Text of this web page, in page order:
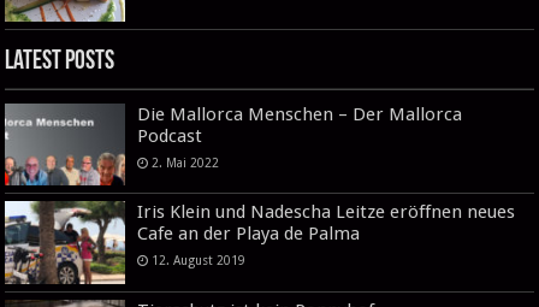
Latest Posts
Die Mallorca Menschen – Der Mallorca
Podcast
2. Mai 2022
Iris Klein und Nadescha Leitze eröffnen neues
Cafe an der Playa de Palma
12. August 2019